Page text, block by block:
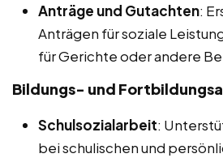
Anträge und Gutachten:
Anträgen für soziale
für Gerichte oder andere
Bildungs- und
Schulsozialarbeit:
bei schulischen und